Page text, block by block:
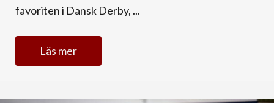
favoriten i Dansk Derby, ...
Läs mer